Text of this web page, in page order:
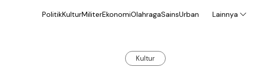
PolitikKulturMiliterEkonomiOlahragaSainsUrban Lainnya
Kultur